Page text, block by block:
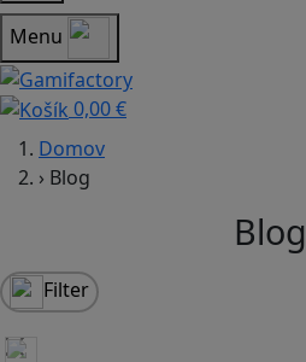
Menu
0,00 €
Domov
› Blog
Blog
Filter